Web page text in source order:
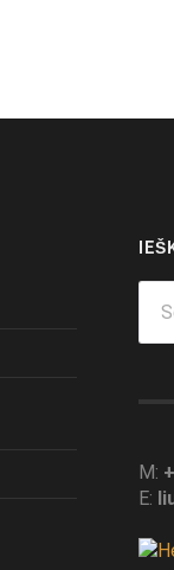
for:
M:
E: